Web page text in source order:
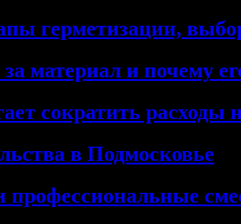
герметизации,
материал и почему
сократить расходы
в Подмосковье
профессиональные